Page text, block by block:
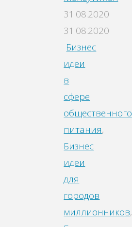
31.08.2020
31.08.2020
Бизнес
идеи
в
сфере
общественного
питания,
Бизнес
идеи
для
городов
миллионников,